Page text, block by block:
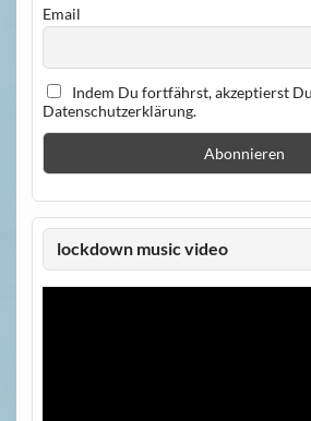
Email
Indem Du fortfährst, akzeptierst
Datenschutzerklärung.
lockdown music video
Video-